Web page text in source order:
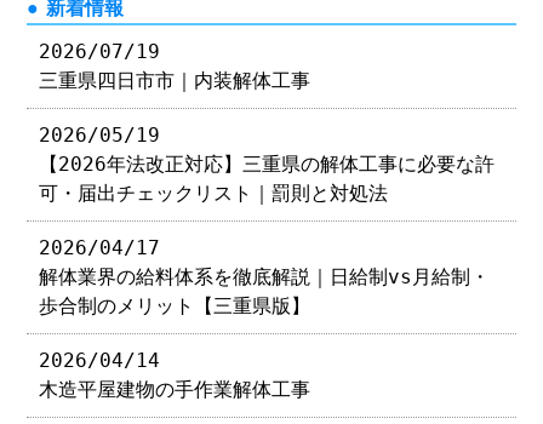
新着情報
2026/07/19
三重県四日市市｜内装解体工事
2026/05/19
【2026年法改正対応】三重県の解体工事に必要な許
可・届出チェックリスト｜罰則と対処法
2026/04/17
解体業界の給料体系を徹底解説｜日給制vs月給制・
歩合制のメリット【三重県版】
2026/04/14
木造平屋建物の手作業解体工事